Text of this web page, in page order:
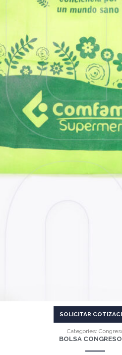
VER MÁS
SOLICITAR
Categories:
BOLSA